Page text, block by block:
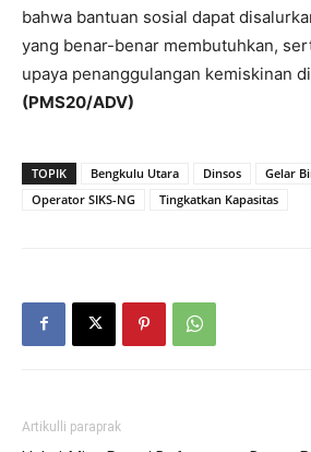
bahwa bantuan sosial dapat
yang benar-benar membutuhkan,
upaya penanggulangan kemiskinan
(PMS20/ADV)
TOPIK Bengkulu Utara Dinsos
Gelar
Operator SIKS-NG
Tingkatkan Kapasitas
Artikulli paraprak